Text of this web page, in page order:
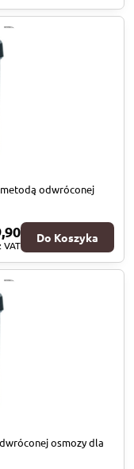
odwróconej
VAT
Do Koszyka
osmozy dla